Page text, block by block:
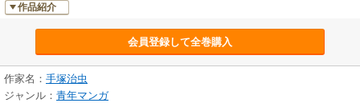
作品紹介
会員登録して全巻購入
作家名： 手塚治虫
ジャンル： 青年マンガ